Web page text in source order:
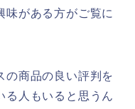
味がある方がご覧に
の商品の良い評判を
る人もいると思うん